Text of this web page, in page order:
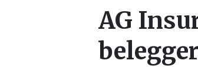
AG